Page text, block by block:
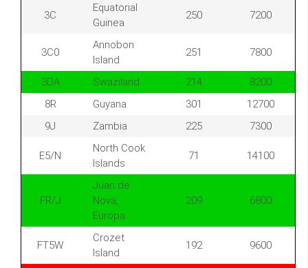
3C
Equatorial
Guinea
250 7200
3C0
Annobon
Island
251 7800
3DA Swaziland 214
8200
8R
Guyana 301
12700
9J
Zambia 225 7300
E5/N
North Cook
Islands
71 14100
FR/J
Juan de
Nova,
Europa
209 6800
FT5W
Crozet
Island
192 9600